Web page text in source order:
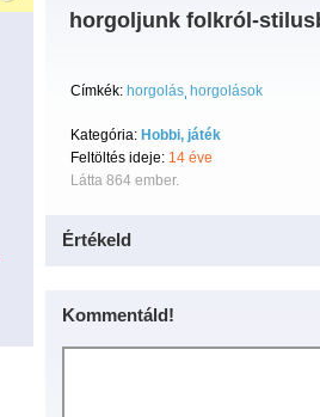
horgoljunk folkról-
Címkék: horgolás horgolások
Kategória: Hobbi, játék
Feltöltés ideje: 14 éve
Látta 864 ember.
Értékeld
Kommentáld!